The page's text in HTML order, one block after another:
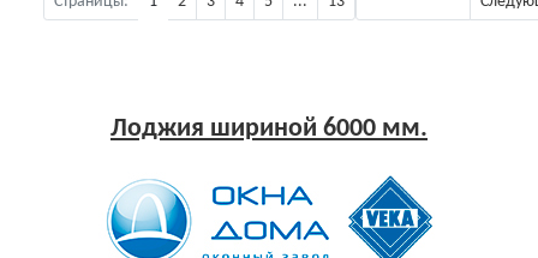
Лоджия шириной 6000 мм.